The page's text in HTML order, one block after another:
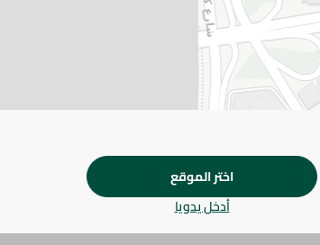
الحجم
SKU
اختر الموقع
أدخل يدويا